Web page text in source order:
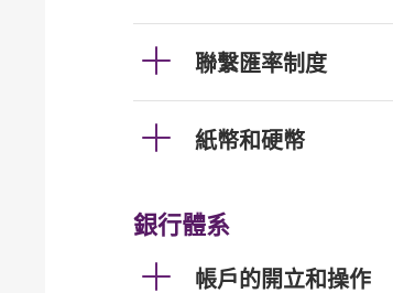
聯繫匯率制度
紙幣和硬幣
銀行體系
帳戶的開立和操作